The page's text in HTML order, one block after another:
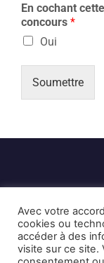
En cochant
concours *
Oui
Soumettre
Avec votre
cookies ou
accéder à des
visite sur ce site.